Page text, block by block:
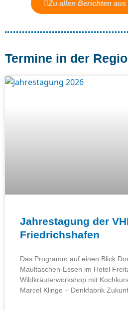
Zu allen Berichten
Termine in der
Jahrestagung der
Friedrichshafen
Das Programm auf einen Blick
Maultaschen-Essen im Hotel
Wildkräuterworkshop mit
Marcel Klinge – Denkfabrik